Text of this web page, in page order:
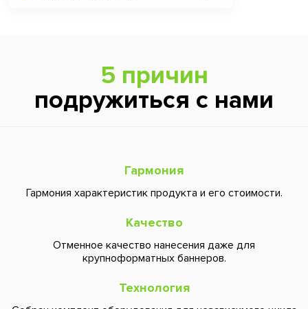
5 причин
подружиться с нами
Гармония
Гармония характеристик продукта и его стоимости.
Качество
Отменное качество нанесения даже для
крупноформатных баннеров.
Технология